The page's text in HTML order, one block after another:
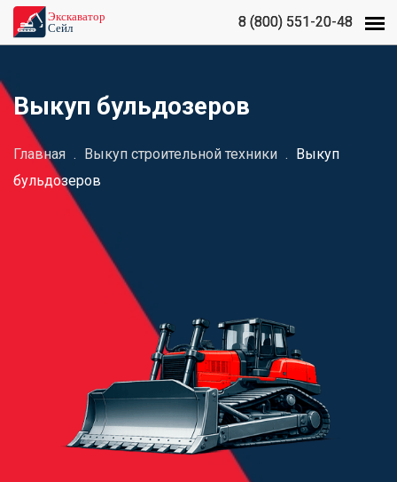
8 (800) 551-20-48
8 (800) 551-20-48
Выкуп бульдозеров
Главная . Выкуп строительной техники . Выкуп
бульдозеров